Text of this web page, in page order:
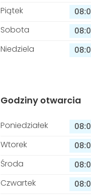
Piątek
Sobota
Niedziela
Godziny otwarcia
Poniedziałek
Wtorek
Środa
Czwartek